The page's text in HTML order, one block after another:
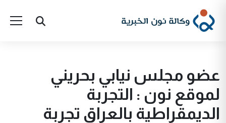
عضو مجلس نيابي بحريني
لموقع نون : التجربة
الديمقراطية بالعراق تجربة